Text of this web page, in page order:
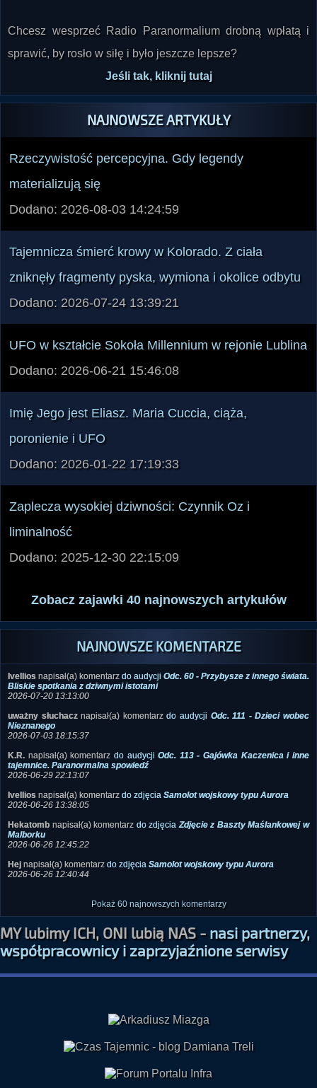
Chcesz wesprzeć Radio Paranormalium drobną wpłatą i
sprawić, by rosło w siłę i było jeszcze lepsze?
Jeśli tak, kliknij tutaj
NAJNOWSZE ARTYKUŁY
Rzeczywistość percepcyjna. Gdy legendy
materializują się
Dodano: 2026-08-03 14:24:59
Tajemnicza śmierć krowy w Kolorado. Z ciała
zniknęły fragmenty pyska, wymiona i okolice odbytu
Dodano: 2026-07-24 13:39:21
UFO w kształcie Sokoła Millennium w rejonie Lublina
Dodano: 2026-06-21 15:46:08
Imię Jego jest Eliasz. Maria Cuccia, ciąża,
poronienie i UFO
Dodano: 2026-01-22 17:19:33
Zaplecza wysokiej dziwności: Czynnik Oz i
liminalność
Dodano: 2025-12-30 22:15:09
Zobacz zajawki 40 najnowszych artykułów
NAJNOWSZE KOMENTARZE
Ivellios napisał(a) komentarz do audycji Odc. 60 - Przybysze z innego świata.
Bliskie spotkania z dziwnymi istotami
2026-07-20 13:13:00
uważny słuchacznapisał(a) komentarzdo audycji Odc. 111 - Dzieci wobec
Nieznanego
2026-07-03 18:15:37
K.R. napisał(a) komentarz do audycjiOdc. 113 - Gajówka Kaczenica i inne
tajemnice. Paranormalna spowiedź
2026-06-29 22:13:07
Ivellios napisał(a) komentarz do zdjęcia Samolot wojskowy typu Aurora
2026-06-26 13:38:05
Hekatomb napisał(a) komentarz do zdjęciaZdjęcie z Baszty Maślankowej w
Malborku
2026-06-26 12:45:22
Hej napisał(a) komentarz do zdjęcia Samolot wojskowy typu Aurora
2026-06-26 12:40:44
Pokaż 60 najnowszych komentarzy
MY lubimy ICH, ONI lubią NAS -nasi partnerzy,
współpracownicy i zaprzyjaźnione serwisy